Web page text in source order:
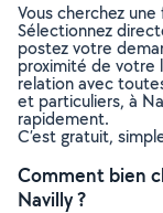
Vous cherchez
Sélectionnez
postez votre
proximité de votre
relation avec
et particuliers, à
rapidement.
C’est gratuit,
Comment bien
Navilly ?